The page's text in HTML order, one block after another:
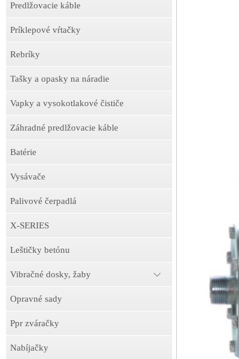
Predlžovacie káble
Príklepové vŕtačky
Rebríky
Tašky a opasky na náradie
Vapky a vysokotlakové čističe
Záhradné predlžovacie káble
Batérie
Vysávače
Palivové čerpadlá
X-SERIES
Leštičky betónu
Vibračné dosky, žaby
Opravné sady
Ppr zváračky
Nabíjačky